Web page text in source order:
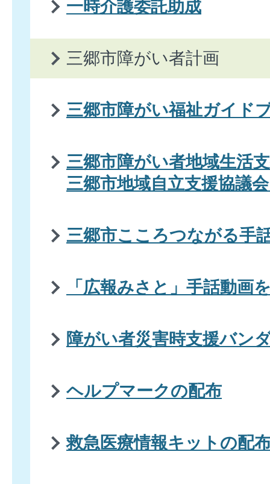
一時介護委託助成
三郷市障がい者計画
三郷市障がい福祉ガイド
三郷市障がい者地域生活
三郷市地域自立支援協議
三郷市こころつながる手
「広報みさと」手話動画
障がい者災害時支援バン
ヘルプマークの配布
救急医療情報キットの配